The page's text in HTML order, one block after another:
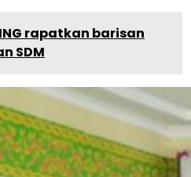
rapatkan barisan
SDM